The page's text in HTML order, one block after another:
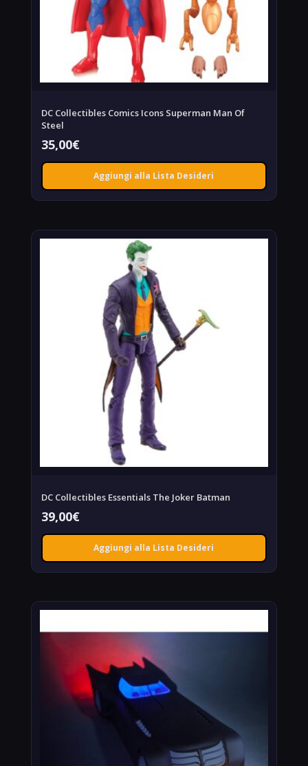
DC Collectibles Comics Icons Superman Man Of
Steel
35,00€
Aggiungi alla Lista Desideri
DC Collectibles Essentials The Joker Batman
39,00€
Aggiungi alla Lista Desideri